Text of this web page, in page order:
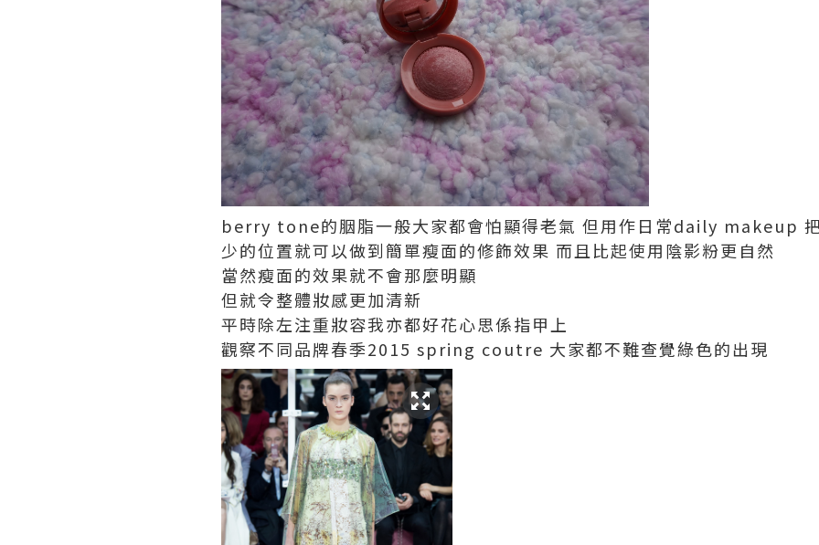
berry tone的胭脂一般大家都會怕顯得老氣 但用作日常daily makeup
少的位置就可以做到簡單瘦面的修飾效果 而且比起使用陰影粉更自然
當然瘦面的效果就不會那麼明顯
但就令整體妝感更加清新
平時除左注重妝容我亦都好花心思係指甲上
觀察不同品牌春季2015 spring coutre 大家都不難查覺綠色的出現